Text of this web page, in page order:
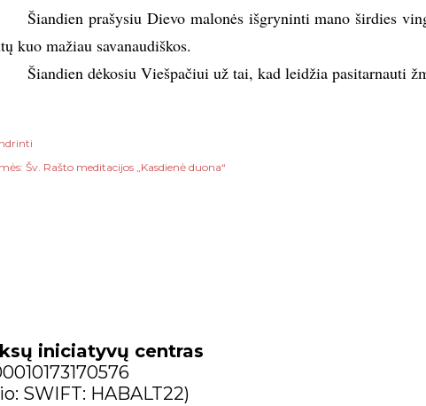
Šiandien prašysiu Dievo malonės išgryninti mano širdies
kuo mažiau savanaudiškos.
Šiandien dėkosiu Viešpačiui už tai, kad leidžia pasitarnauti
Šv. Rašto meditacijos „Kasdienė duona“
iniciatyvų centras
SWIFT: HABALT22)